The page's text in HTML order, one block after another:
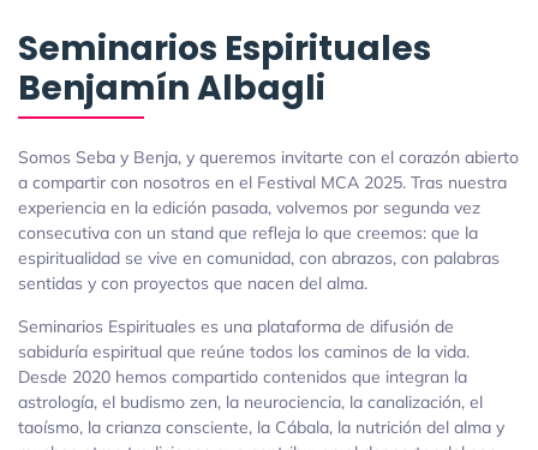
Seminarios Espirituales
Benjamín Albagli
Somos Seba y Benja, y queremos invitarte con el corazón abierto
a compartir con nosotros en el Festival MCA 2025. Tras nuestra
experiencia en la edición pasada, volvemos por segunda vez
consecutiva con un stand que refleja lo que creemos: que la
espiritualidad se vive en comunidad, con abrazos, con palabras
sentidas y con proyectos que nacen del alma.
Seminarios Espirituales es una plataforma de difusión de
sabiduría espiritual que reúne todos los caminos de la vida.
Desde 2020 hemos compartido contenidos que integran la
astrología, el budismo zen, la neurociencia, la canalización, el
taoísmo, la crianza consciente, la Cábala, la nutrición del alma y